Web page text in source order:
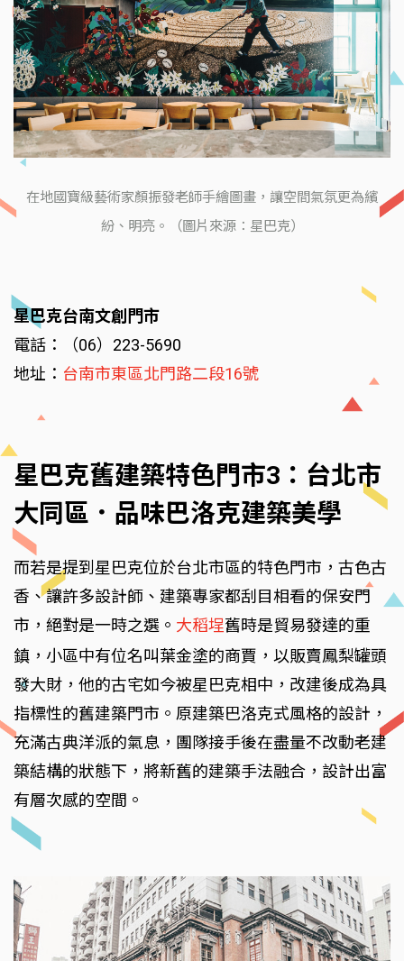
在地國寶級藝術家顏振發老師手繪圖畫，讓空間氣氛更為繽
紛、明亮。（圖片來源：星巴克）
星巴克台南文創門市
電話：（06）223-5690
地址： 台南市東區北門路二段16號
星巴克舊建築特色門市3：台北市
大同區．品味巴洛克建築美學
而若是提到星巴克位於台北市區的特色門市，古色古
香、讓許多設計師、建築專家都刮目相看的保安門
市，絕對是一時之選。 大稻埕舊時是貿易發達的重
鎮，小區中有位名叫葉金塗的商賈，以販賣鳳梨罐頭
發大財，他的古宅如今被星巴克相中，改建後成為具
指標性的舊建築門市。原建築巴洛克式風格的設計，
充滿古典洋派的氣息，團隊接手後在盡量不改動老建
築結構的狀態下，將新舊的建築手法融合，設計出富
有層次感的空間。